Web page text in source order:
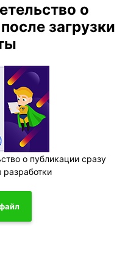
о
загрузки
о публикации сразу
разработки